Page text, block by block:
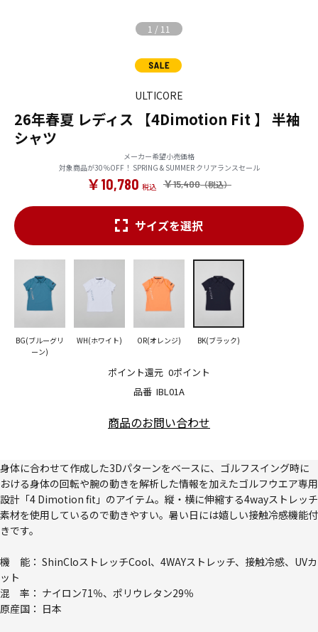
1 / 11
ULTICORE
26年春夏 レディス 【4Dimotion Fit 】 半袖
シャツ
メーカー希望小売価格
対象商品が30％OFF！ SPRING & SUMMER クリアランスセール
￥15,400
￥10,780
品番 IBL01A
ポイント還元 0ポイント
サイズを選択
BG(ブルーグリ
ーン)
WH(ホワイト) OR(オレンジ) BK(ブラック)
商品のお問い合わせ
身体に合わせて作成した3Dパターンをベースに、ゴルフスイング時に
おける身体の回転や腕の動きを解析した情報を加えたゴルフウエア専用
設計「4 Dimotion fit」のアイテム。縦・横に伸縮する4wayストレッチ
素材を使用しているので動きやすい。暑い日には嬉しい接触冷感機能付
きです。
機 能： ShinCloストレッチCool、4WAYストレッチ、接触冷感、UVカ
ット
混 率： ナイロン71％、ポリウレタン29％
原産国： 日本